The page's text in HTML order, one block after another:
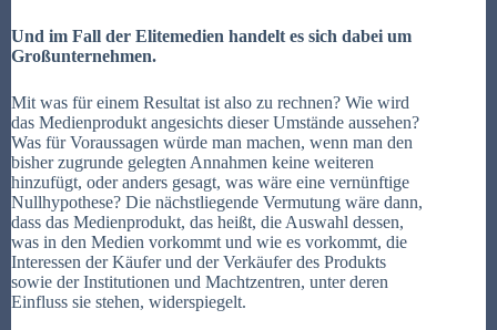
Und im Fall der Elitemedien handelt es sich dabei um
Großunternehmen.
Mit was für einem Resultat ist also zu rechnen? Wie wird
das Medienprodukt angesichts dieser Umstände aussehen?
Was für Voraussagen würde man machen, wenn man den
bisher zugrunde gelegten Annahmen keine weiteren
hinzufügt, oder anders gesagt, was wäre eine vernünftige
Nullhypothese? Die nächstliegende Vermutung wäre dann,
dass das Medienprodukt, das heißt, die Auswahl dessen,
was in den Medien vorkommt und wie es vorkommt, die
Interessen der Käufer und der Verkäufer des Produkts
sowie der Institutionen und Machtzentren, unter deren
Einfluss sie stehen, widerspiegelt.